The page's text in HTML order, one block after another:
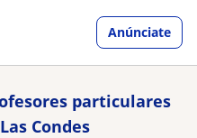
Anúnciate
particulares
Condes